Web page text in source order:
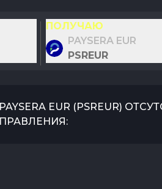
ПОЛУЧАЮ
PAYSERA EUR
PSREUR
PAYSERA EUR (PSREUR)